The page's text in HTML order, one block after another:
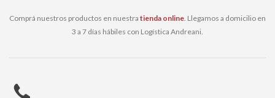
Comprá nuestros productos en nuestra tienda online. Llegamos a domicilio en
3 a 7 días hábiles con Logística Andreani.